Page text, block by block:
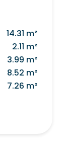
14.31 m²
2.11 m²
3.99 m²
8.52 m²
7.26 m²